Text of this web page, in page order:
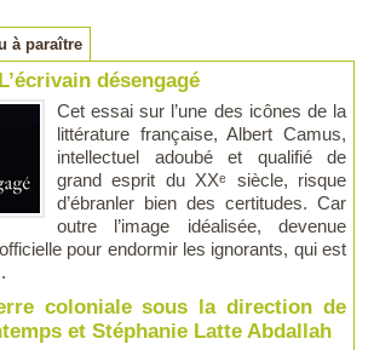
à paraître
désengagé
Cet essai sur l’une des icônes de la
littérature française, Albert Camus,
intellectuel adoubé et qualifié de
grand esprit du XXᵉ siècle, risque
d’ébranler bien des certitudes. Car
outre l’image idéalisée, devenue
pour endormir les ignorants, qui est
coloniale sous la direction de
et Stéphanie Latte Abdallah